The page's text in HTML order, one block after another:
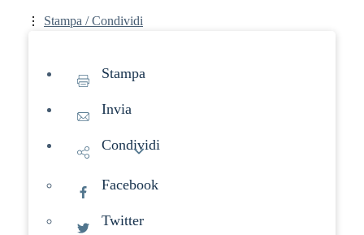
Stampa / Condividi
Stampa
Invia
Condividi
Facebook
Twitter